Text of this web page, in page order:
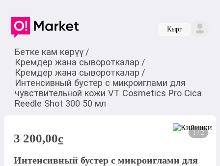
Кырг
Бетке кам көрүү /
Кремдер жана сывороткалар /
Кремдер жана сывороткалар /
Интенсивный бустер с микроиглами для
чувствительной кожи VT Cosmetics Pro Cica
Reedle Shot 300 50 мл
1 / 2
3 200,00c
Интенсивный бустер с микроиглами для